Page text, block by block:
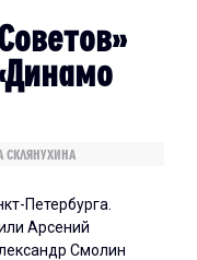
СКЛЯНУХИНА
Петербурга.
Арсений
Смолин